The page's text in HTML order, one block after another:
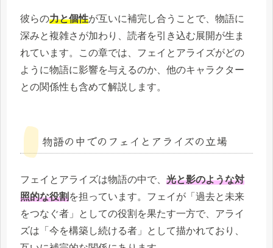
彼らの力と個性が互いに補完し合うことで、物語に
深みと複雑さが加わり、読者を引き込む展開が生ま
れています。この章では、フェイとアライズがどの
ように物語に影響を与えるのか、他のキャラクター
との関係性も含めて解説します。
物語の中でのフェイとアライズの立場
フェイとアライズは物語の中で、 光と影のような対
照的な役割 を担っています。フェイが「過去と未来
をつなぐ者」としての役割を果たす一方で、アライ
ズは「今を構築し続ける者」として描かれており、